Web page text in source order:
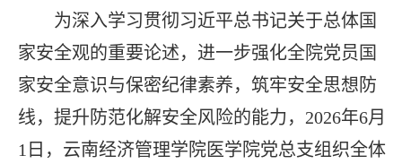
为深入学习贯彻习近平总书记关于总体国
家安全观的重要论述，进一步强化全院党员国
家安全意识与保密纪律素养，筑牢安全思想防
线，提升防范化解安全风险的能力， 2026年6月
1日，云南经济管理学院医学院党总支组织全体